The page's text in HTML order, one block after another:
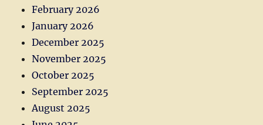
February 2026
January 2026
December 2025
November 2025
October 2025
September 2025
August 2025